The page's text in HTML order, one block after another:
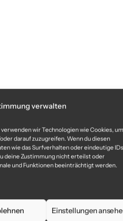
verwalten
wir Technologien wie Cookies, um
darauf zuzugreifen. Wenn du diesen
wie das Surfverhalten oder eindeutige IDs
deine Zustimmung nicht erteilst oder
und Funktionen beeinträchtigt werden.
Einstellungen